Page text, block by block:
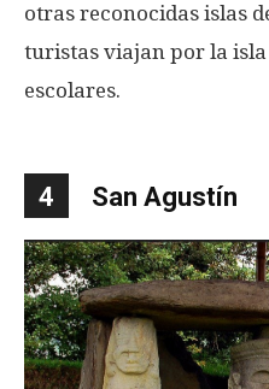
otras reconocidas islas
turistas viajan por la
escolares.
4 San Agustín